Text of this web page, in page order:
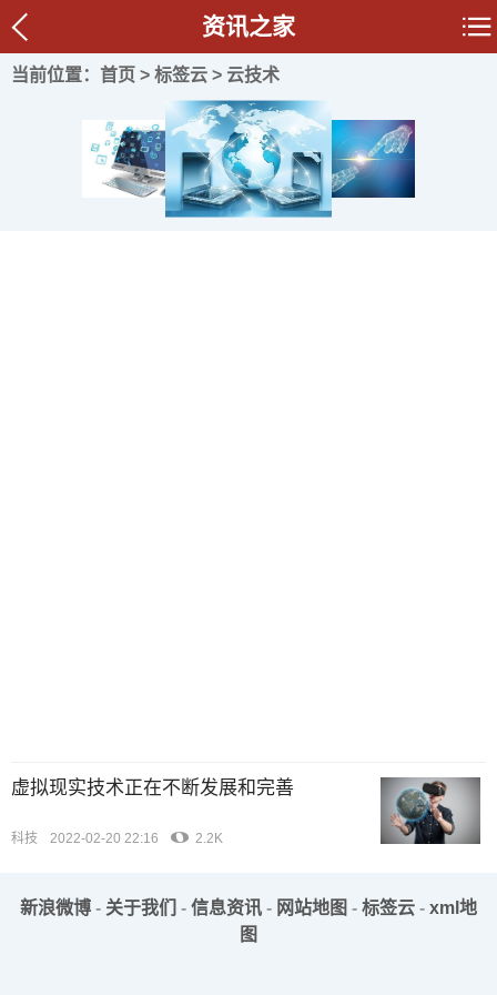
资讯之家
当前位置： 首页 > 标签云 > 云技术
虚拟现实技术正在不断发展和完善
科技 2022-02-20 22:16 2.2K
新浪微博 - 关于我们 - 信息资讯 - 网站地图 - 标签云 - xml地
图